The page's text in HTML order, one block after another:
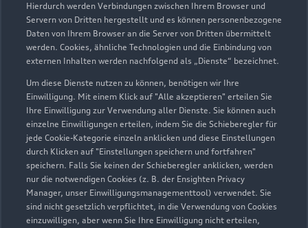
Hierdurch werden Verbindungen zwischen Ihrem Browser und
Servern von Dritten hergestellt und es können personenbezogene
Daten von Ihrem Browser an die Server von Dritten übermittelt
werden. Cookies, ähnliche Technologien und die Einbindung von
externen Inhalten werden nachfolgend als „Dienste“ bezeichnet.
Um diese Dienste nutzen zu können, benötigen wir Ihre
Einwilligung. Mit einem Klick auf "Alle akzeptieren" erteilen Sie
Ihre Einwilligung zur Verwendung aller Dienste. Sie können auch
einzelne Einwilligungen erteilen, indem Sie die Schieberegler für
jede Cookie-Kategorie einzeln anklicken und diese Einstellungen
durch Klicken auf "Einstellungen speichern und fortfahren"
speichern. Falls Sie keinen der Schieberegler anklicken, werden
nur die notwendigen Cookies (z. B. der Ensighten Privacy
Manager, unser Einwilligungsmanagementtool) verwendet. Sie
sind nicht gesetzlich verpflichtet, in die Verwendung von Cookies
einzuwilligen, aber wenn Sie Ihre Einwilligung nicht erteilen,
Nopitschstraße 3
90441 Nürnberg
0911 42362900
audi.nuernberg@feser-graf.de
Kontaktdaten herunterladen
Öffnungszeiten